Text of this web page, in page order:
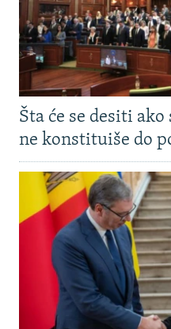
Šta će se desiti
ne konstituiše do